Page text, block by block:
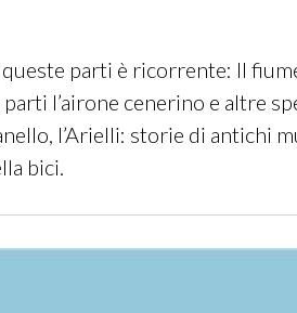
queste parti è ricorrente: Il
l’airone cenerino e altre
l’Arielli: storie di antichi
bici.